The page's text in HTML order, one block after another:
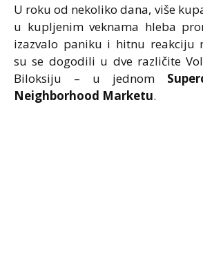
U roku od nekoliko dana, više
u kupljenim veknama hleba
izazvalo paniku i hitnu reakciju
su se dogodili u dve različite
Biloksiju – u jednom
Neighborhood Marketu.